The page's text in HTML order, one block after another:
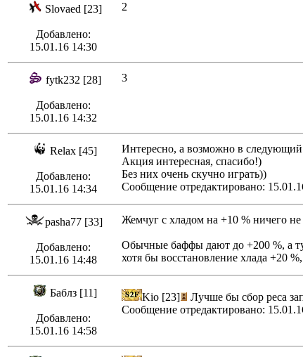
Slovaed [23]
Добавлено:
15.01.16 14:30
2
fytk232 [28]
Добавлено:
15.01.16 14:32
3
Relax [45]
Добавлено:
15.01.16 14:34
Интересно, а возможно в следующий
Акция интересная, спасибо!)
Без них очень скучно играть))
Сообщение отредактировано:
pasha77 [33]
Добавлено:
15.01.16 14:48
Жемчуг с хладом на +10 % ничего
Обычные баффы дают до +200 %, а
хотя бы восстановление хлада +20
Баблз [11]
Добавлено:
15.01.16 14:58
Kio [23]
Лучше бы сбор реса
Сообщение отредактировано: